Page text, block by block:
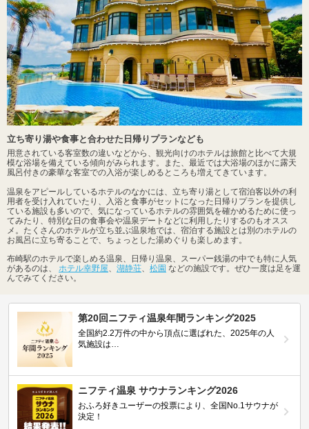
立ち寄り湯や食事と合わせた日帰りプランなども
用意されている客室数の違いなどから、観光向けのホテルは旅館と比べて大規
模な浴場を備えている傾向がみられます。また、最近では大浴場のほかに露天
風呂付きの豪華な客室での入浴が楽しめるところも増えてきています。
温泉をアピールしているホテルのなかには、立ち寄り湯として宿泊客以外の利
用者を受け入れていたり、入浴と食事がセットになった日帰りプランを提供し
ている施設も多いので、気になっているホテルの雰囲気を確かめるために使っ
てみたり、特別な日の食事会や温泉デートなどに利用したりするのもオスス
メ。たくさんのホテルが立ち並ぶ温泉地では、宿泊する施設とは別のホテルの
お風呂に立ち寄ることで、ちょっとした湯めぐりも楽しめます。
布崎駅のホテルで楽しめる温泉、日帰り温泉、スーパー銭湯の中でも特に人気
があるのは、 ホテル幸野屋 湖静荘 松園 などの施設です。ぜひ一度は足を運
んでみてください。
第20回ニフティ温泉年間ランキング2025
全国約2.2万件の中から頂点に選ばれた、2025年の人
気施設は…
ニフティ温泉 サウナランキング2026
おふろ好きユーザーの投票により、全国No.1サウナが
決定！